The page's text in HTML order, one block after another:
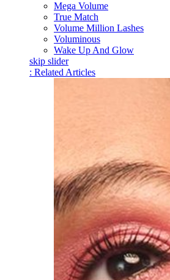
Mega Volume
True Match
Volume Million Lashes
Voluminous
Wake Up And Glow
skip slider
: Related Articles